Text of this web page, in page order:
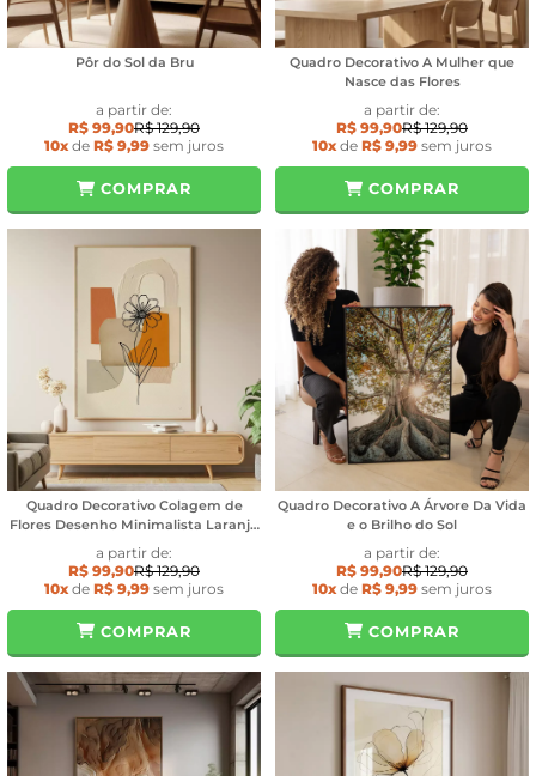
Pôr do Sol da Bru
a partir de:
R$ 99,90R$ 129,90
10x de R$ 9,99 sem juros
COMPRAR
Quadro Decorativo A Mulher que
Nasce das Flores
a partir de:
R$ 99,90R$ 129,90
10x de R$ 9,99 sem juros
COMPRAR
Quadro Decorativo Colagem de
Flores Desenho Minimalista Laranja
a partir de:
R$ 99,90R$ 129,90
10x de R$ 9,99 sem juros
COMPRAR
Quadro Decorativo A Árvore Da Vida
e o Brilho do Sol
a partir de:
R$ 99,90R$ 129,90
10x de R$ 9,99 sem juros
COMPRAR